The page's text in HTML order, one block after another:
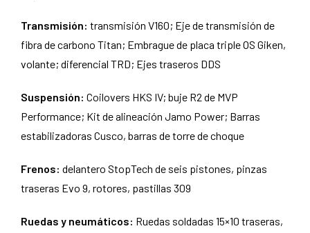
Transmisión: transmisión V160; Eje de transmisión de
fibra de carbono Titan; Embrague de placa triple OS Giken,
volante; diferencial TRD; Ejes traseros DDS
Suspensión: Coilovers HKS IV; buje R2 de MVP
Performance; Kit de alineación Jamo Power; Barras
estabilizadoras Cusco, barras de torre de choque
Frenos: delantero StopTech de seis pistones, pinzas
traseras Evo 9, rotores, pastillas 309
Ruedas y neumáticos: Ruedas soldadas 15×10 traseras,